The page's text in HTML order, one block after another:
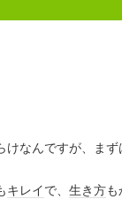
けなんですが、ま
キレイで、 生き方